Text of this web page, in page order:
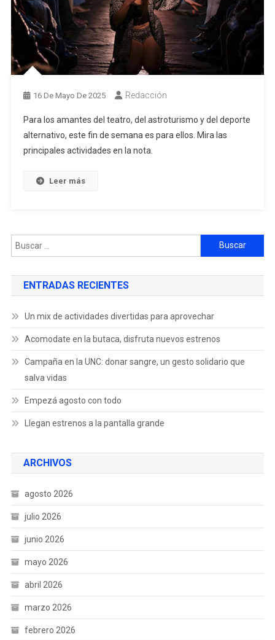
16 De Mayo De 2025 Redacción
Para los amantes del teatro, del astroturismo y del deporte
alternativo, este fin de semana es para ellos. Mira las
principales actividades en la nota.
Leer más
ENTRADAS RECIENTES
Un mix de actividades divertidas para aprovechar
Acomodate en la butaca, disfruta nuevos estrenos
Campaña en la UNC: donar sangre, un gesto solidario que
salva vidas
Empezá agosto con todo
Llegan estrenos a la pantalla grande
ARCHIVOS
agosto 2026
julio 2026
junio 2026
mayo 2026
abril 2026
marzo 2026
febrero 2026